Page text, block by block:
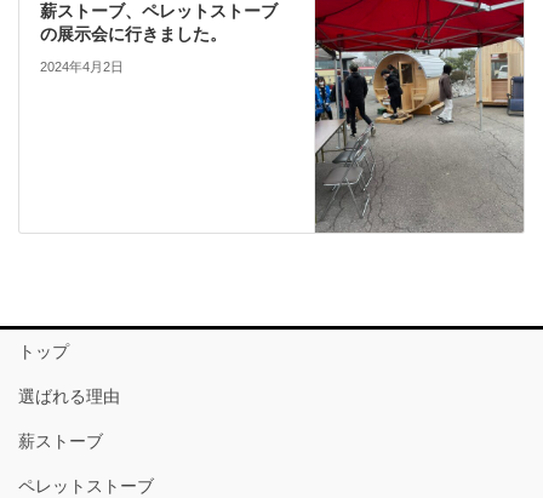
薪ストーブ、ペレットストーブ
の展示会に行きました。
2024年4月2日
トップ
選ばれる理由
薪ストーブ
ペレットストーブ